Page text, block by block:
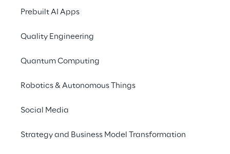
Prebuilt AI Apps
Quality Engineering
Quantum Computing
Robotics & Autonomous Things
Social Media
Strategy and Business Model Transformation
sendo substituídos por tecnologias
automatizadas e baseadas em